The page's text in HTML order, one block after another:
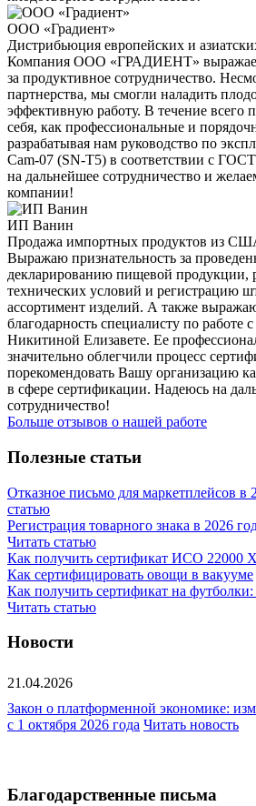
ООО «Градиент»
Дистрибьюция европейских и
Компания ООО «ГРАДИЕНТ» выражает
за продуктивное сотрудничество.
партнерства, мы смогли наладить
эффективную работу. В течение всего
себя, как профессиональные и
разрабатывая нам руководство по
Cam-07 (SN-T5) в соответствии с
на дальнейшее сотрудничество и
компании!
ИП Ванин
Продажа импортных продуктов из
Выражаю признательность за
декларированию пищевой продукции,
технических условий и регистрацию
ассортимент изделий. А также
благодарность специалисту по работе
Никитиной Елизавете. Ее
значительно облегчили процесс
порекомендовать Вашу организацию
в сфере сертификации. Надеюсь на
сотрудничество!
Больше отзывов о нашей работе
Полезные статьи
Отказное письмо для маркетплейсов в
статью
Регистрация товарного знака в 2026
Читать статью
Как получить сертификат ИСО
Как сертифицировать овощи в вакууме
Как получить сертификат на
Читать статью
Новости
21.04.2026
Закон о платформенной экономике:
с 1 октября 2026 года Читать новость
Благодарственные письма